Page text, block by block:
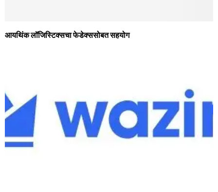
आयथिंक लॉजिस्टिक्सचा फेडेक्‍ससोबत सहयोग